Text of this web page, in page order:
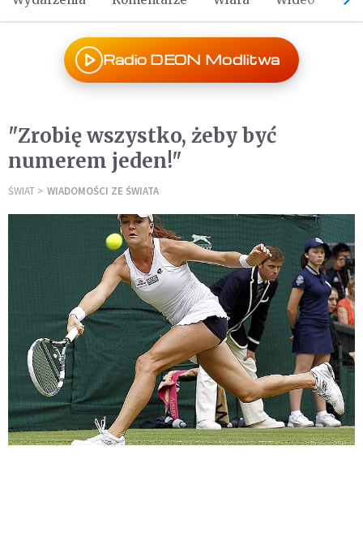
Radio DEON Modlitwa
"Zrobię wszystko, żeby być
numerem jeden!"
ŚWIAT WIADOMOŚCI ZE ŚWIATA